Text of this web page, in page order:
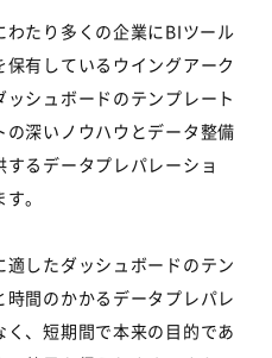
たり多くの企業にBIツール
有しているウイングアーク
シュボードのテンプレート
深いノウハウとデータ整備
るデータプレパレーショ
。
したダッシュボードのテン
間のかかるデータプレパレ
、短期間で本来の目的であ